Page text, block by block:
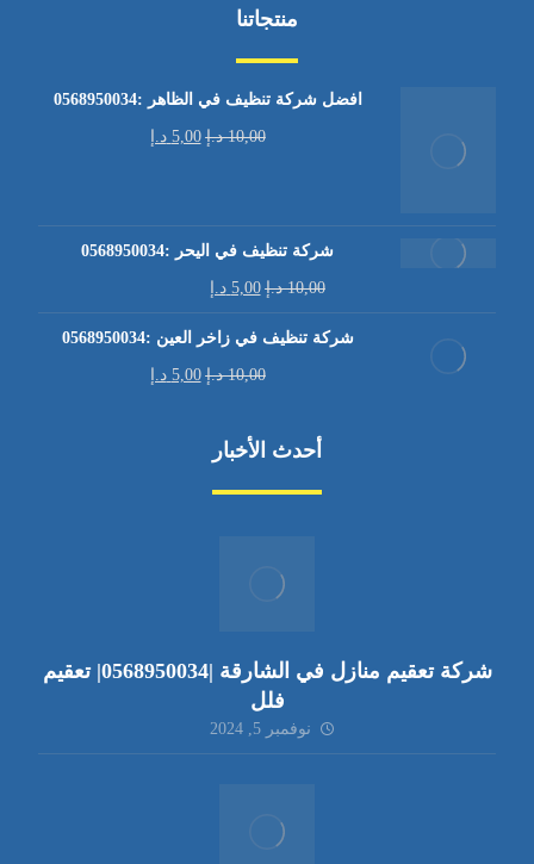
منتجاتنا
افضل شركة تنظيف في الظاهر :0568950034
10,00 د.إ 5,00 د.إ
شركة تنظيف في اليحر :0568950034
10,00 د.إ 5,00 د.إ
شركة تنظيف في زاخر العين :0568950034
10,00 د.إ 5,00 د.إ
أحدث الأخبار
شركة تعقيم منازل في الشارقة |0568950034| تعقيم
فلل
نوفمبر 5, 2024